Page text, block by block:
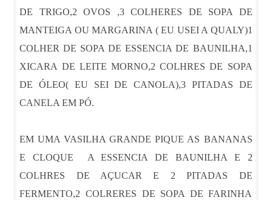
DE TRIGO,2 OVOS ,3 COLHERES DE SOPA DE
MANTEIGA OU MARGARINA ( EU USEI A QUALY)1
COLHER DE SOPA DE ESSENCIA DE BAUNILHA,1
XICARA DE LEITE MORNO,2 COLHRES DE SOPA
DE ÓLEO( EU SEI DE CANOLA),3 PITADAS DE
CANELA EM PÓ.
EM UMA VASILHA GRANDE PIQUE AS BANANAS
E CLOQUE A ESSENCIA DE BAUNILHA E 2
COLHRES DE AÇUCAR E 2 PITADAS DE
FERMENTO,2 COLRERES DE SOPA DE FARINHA